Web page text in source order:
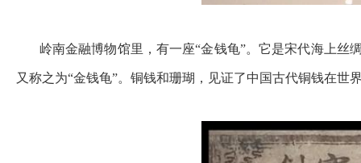
岭南金融博物馆里，有一座“金钱龟”。它是宋代海上丝
又称之为“金钱龟”。铜钱和珊瑚，见证了中国古代铜钱在